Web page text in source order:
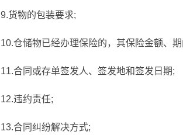
9.货物的包装要求;
10.仓储物已经办理保险的，其保险金额、
11.合同或存单签发人、签发地和签发日期;
12.违约责任;
13.合同纠纷解决方式;